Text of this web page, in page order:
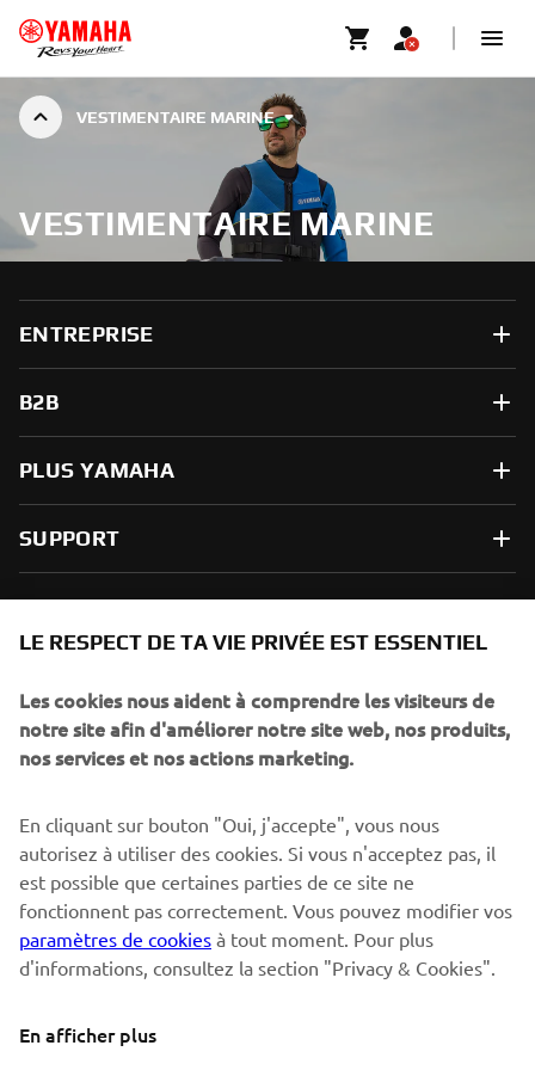
VESTIMENTAIRE MARINE
VESTIMENTAIRE MARINE
ENTREPRISE
B2B
PLUS YAMAHA
SUPPORT
spéciaux, les lancements de produits, etc.
S'ABONNER
Lisez notre politique de confidentialité pour savoir comment
nous traitons vos données personnelles : Politique de
Confidentialité
LE RESPECT DE TA VIE PRIVÉE EST ESSENTIEL
Les cookies nous aident à comprendre les visiteurs de
notre site afin d'améliorer notre site web, nos produits,
nos services et nos actions marketing.
En cliquant sur bouton "Oui, j'accepte", vous nous
autorisez à utiliser des cookies. Si vous n'acceptez pas, il
est possible que certaines parties de ce site ne
fonctionnent pas correctement. Vous pouvez modifier vos
paramètres de cookies à tout moment. Pour plus
d'informations, consultez la section "Privacy & Cookies".
En afficher plus